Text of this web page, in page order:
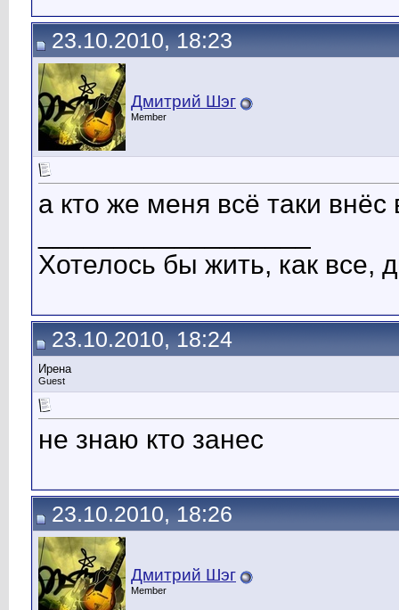
23.10.2010, 18:23
Дмитрий Шэг
Member
а кто же меня всё таки
Хотелось бы жить, как все,
23.10.2010, 18:24
Ирена
Guest
не знаю кто занес
23.10.2010, 18:26
Дмитрий Шэг
Member